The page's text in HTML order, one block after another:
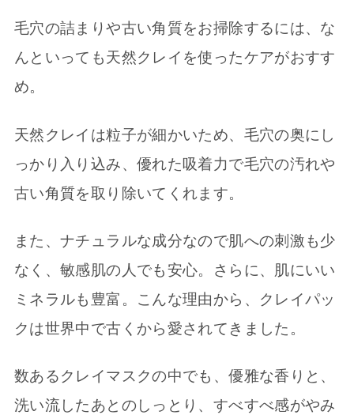
毛穴の詰まりや古い角質をお掃除するには、な
んといっても天然クレイを使ったケアがおすす
め。
天然クレイは粒子が細かいため、毛穴の奥にし
っかり入り込み、優れた吸着力で毛穴の汚れや
古い角質を取り除いてくれます。
また、ナチュラルな成分なので肌への刺激も少
なく、敏感肌の人でも安心。さらに、肌にいい
ミネラルも豊富。こんな理由から、クレイパッ
クは世界中で古くから愛されてきました。
数あるクレイマスクの中でも、優雅な香りと、
洗い流したあとのしっとり、すべすべ感がやみ